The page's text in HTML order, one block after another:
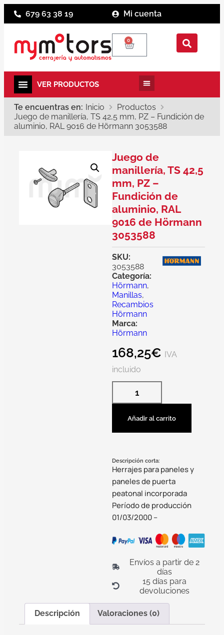
679 63 38 19 Mi cuenta
0
Te encuentras en: Inicio
Productos
Juego de manillería, TS 42,5 mm, PZ – Fundición de
aluminio, RAL 9016 de Hörmann 3053588
Juego de
manillería, TS 42,5
mm, PZ –
Fundición de
aluminio, RAL
9016 de Hörmann
3053588
SKU:
3053588
Categoría:
Hörmann,
Manillas,
Recambios
Hörmann
Marca:
Hörmann
168,25€ IVA
incluido
Añadir al carrito
Descripción corta:
Herrajes para paneles y
paneles de puerta
peatonal incorporada
Período de producción
01/03/2000 –
Envíos a partir de 2
días
15 días para
devoluciones
Descripción Valoraciones (0)